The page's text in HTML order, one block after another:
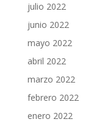
julio 2022
junio 2022
mayo 2022
abril 2022
marzo 2022
febrero 2022
enero 2022